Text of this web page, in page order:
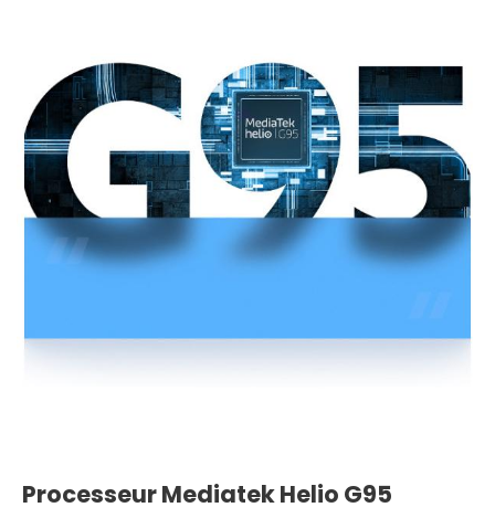
Processeur Mediatek Helio G95